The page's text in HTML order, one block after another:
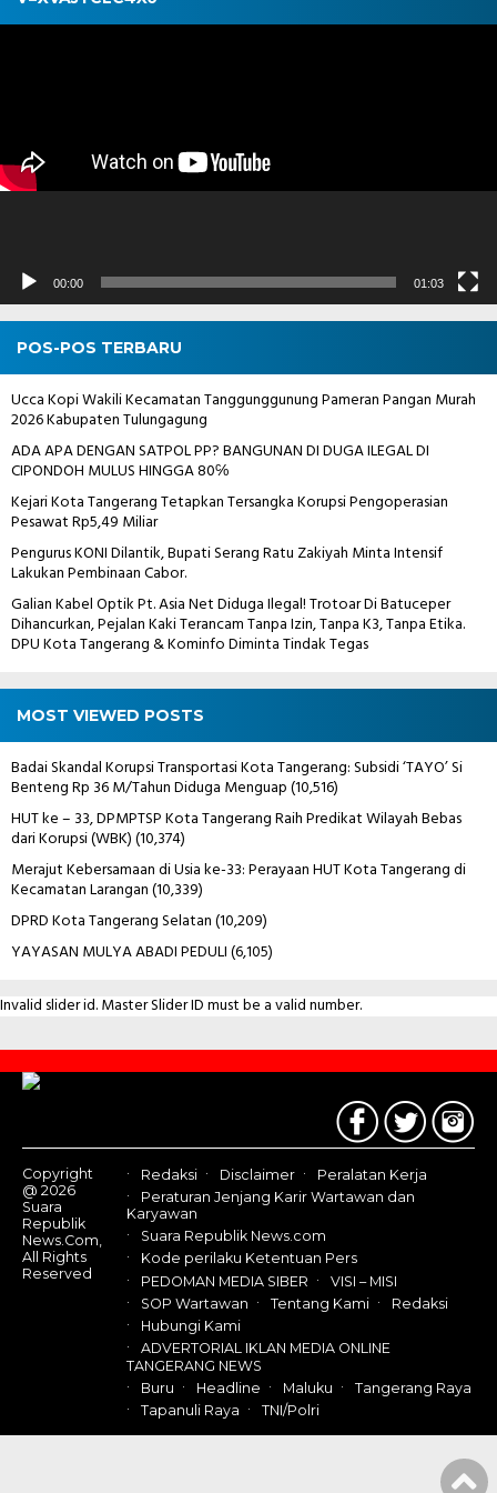
Pemutar
00:00 01:03
POS-POS TERBARU
Ucca Kopi Wakili Kecamatan Tanggunggunung Pameran Pangan Murah
2026 Kabupaten Tulungagung
ADA APA DENGAN SATPOL PP? BANGUNAN DI DUGA ILEGAL DI
CIPONDOH MULUS HINGGA 80℅
Kejari Kota Tangerang Tetapkan Tersangka Korupsi Pengoperasian
Pesawat Rp5,49 Miliar
Pengurus KONI Dilantik, Bupati Serang Ratu Zakiyah Minta Intensif
Lakukan Pembinaan Cabor.
Galian Kabel Optik Pt. Asia Net Diduga Ilegal! Trotoar Di Batuceper
Dihancurkan, Pejalan Kaki Terancam Tanpa Izin, Tanpa K3, Tanpa Etika.
DPU Kota Tangerang & Kominfo Diminta Tindak Tegas
MOST VIEWED POSTS
Badai Skandal Korupsi Transportasi Kota Tangerang: Subsidi ‘TAYO’ Si
Benteng Rp 36 M/Tahun Diduga Menguap(10,516)
HUT ke – 33, DPMPTSP Kota Tangerang Raih Predikat Wilayah Bebas
dari Korupsi (WBK)(10,374)
Merajut Kebersamaan di Usia ke-33: Perayaan HUT Kota Tangerang di
Kecamatan Larangan(10,339)
DPRD Kota Tangerang Selatan(10,209)
YAYASAN MULYA ABADI PEDULI(6,105)
Invalid slider id. Master Slider ID must be a valid number.
Contact
Us
Copyright
@ 2026
Suara
Republik
News.Com,
All Rights
Reserved
Redaksi Disclaimer
Peralatan Kerja
Peraturan Jenjang Karir Wartawan dan
Karyawan
Suara Republik News.com
Kode perilaku Ketentuan Pers
PEDOMAN MEDIA SIBER
VISI – MISI
SOP Wartawan
Tentang Kami
Redaksi
Hubungi Kami
ADVERTORIAL IKLAN MEDIA ONLINE
TANGERANG NEWS
Buru
Headline Maluku
Tangerang Raya
Tapanuli Raya
TNI/Polri